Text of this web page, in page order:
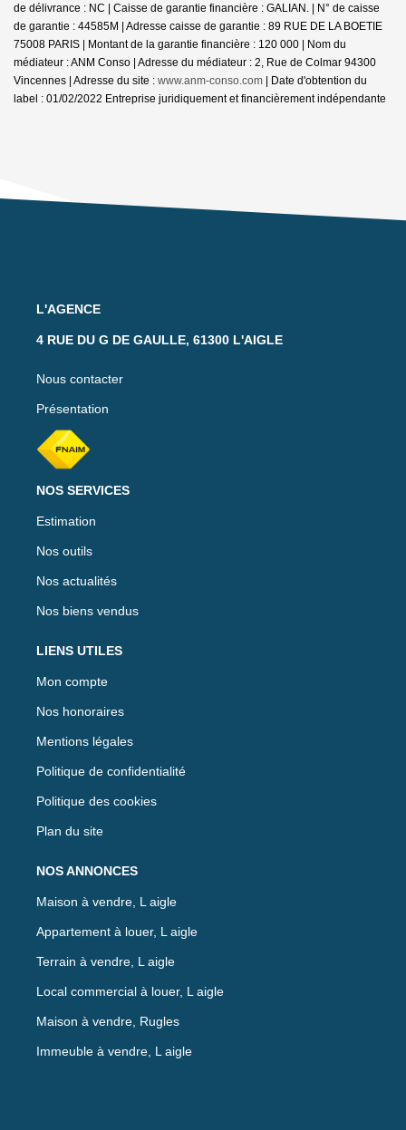
de délivrance : NC | Caisse de garantie financière : GALIAN. | N° de caisse
de garantie : 44585M | Adresse caisse de garantie : 89 RUE DE LA BOETIE
75008 PARIS | Montant de la garantie financière : 120 000 | Nom du
médiateur : ANM Conso | Adresse du médiateur : 2, Rue de Colmar 94300
Vincennes | Adresse du site : www.anm-conso.com | Date d'obtention du
label : 01/02/2022 Entreprise juridiquement et financièrement indépendante
L'AGENCE
4 RUE DU G DE GAULLE, 61300 L'AIGLE
Nous contacter
Présentation
NOS SERVICES
Estimation
Nos outils
Nos actualités
Nos biens vendus
LIENS UTILES
Mon compte
Nos honoraires
Mentions légales
Politique de confidentialité
Politique des cookies
Plan du site
NOS ANNONCES
Maison à vendre, L aigle
Appartement à louer, L aigle
Terrain à vendre, L aigle
Local commercial à louer, L aigle
Maison à vendre, Rugles
Immeuble à vendre, L aigle